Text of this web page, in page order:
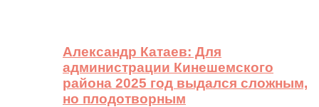
Александр Катаев: Для
администрации Кинешемского
района 2025 год выдался сложным,
но плодотворным